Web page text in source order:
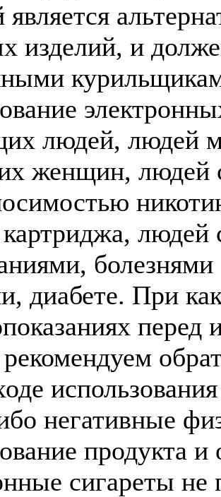
является
изделий, и
людей, людей
женщин, людей
картриджа,
диабете. При
перед
негативные
продукта и
сигареты не